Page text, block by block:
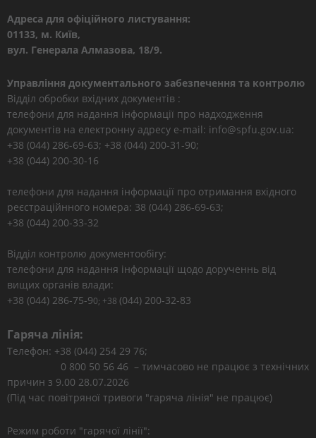
Адреса для офіційного листування:
01133, м. Київ,
вул. Генерала Алмазова, 18/9.
Управління документального забезпечення та контролю
Відділ обробки вхідних документів :
телефони для надання інформації про надходження
документів на електронну адресу e-mail: info@spfu.gov.ua:
+38 (044) 286-69-63; +38 (044) 200-31-90;
+38 (044) 200-30-16
телефони для надання інформації про отримання вхідного
реєстраційнного номера: 38 (044) 286-69-63;
+38 (044) 200-33-32
Відділ контролю документообігу:
телефони для надання інформації щодо дорученнь від
вищих органів влади:
+38 (044) 286-75-90; +38 (044) 200-32-83
Гаряча лінія:
Телефон: +38 (044) 254 29 76;
0 800 50 56 46 – тимчасово не працює з технічних
причин з 9.00 28.07.2026
(Під час повітряної тривоги "гаряча лінія" не працює)
Режим роботи "гарячої лінії":